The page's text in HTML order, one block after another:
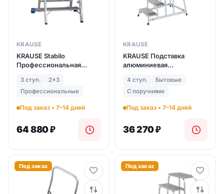
KRAUSE
KRAUSE Stabilo
Профессиональная
126078)
3 ступ.
2x3
Профессиональные
Под заказ • 7–14 дней
64 880₽
KRAUSE
KRAUSE Подставка
алюминиевая
4 ступ. (арт. 805096)
4 ступ.
Бытовые
С поручнями
Под заказ • 7–14 дней
36 270₽
Под заказ Под заказ